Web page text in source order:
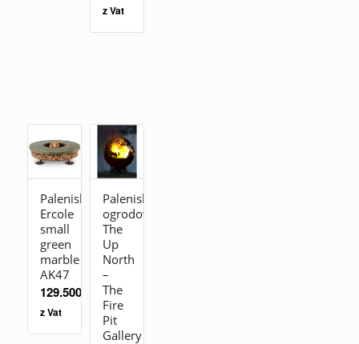
z Vat
Palenisko
Ercole
small
green
marble
AK47
129.500,00 zł
z Vat
Palenisko
ogrodowe
The
Up
North
–
The
Fire
Pit
Gallery